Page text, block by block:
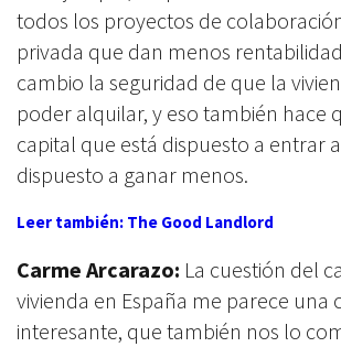
todos los proyectos de
privada que dan menos
cambio la seguridad de que la
poder alquilar, y eso también hace
capital que está dispuesto a entrar
dispuesto a ganar menos.
Leer también: The Good Landlord
Carme Arcarazo: La cuestión del
vivienda en España me parece una
interesante, que también nos lo